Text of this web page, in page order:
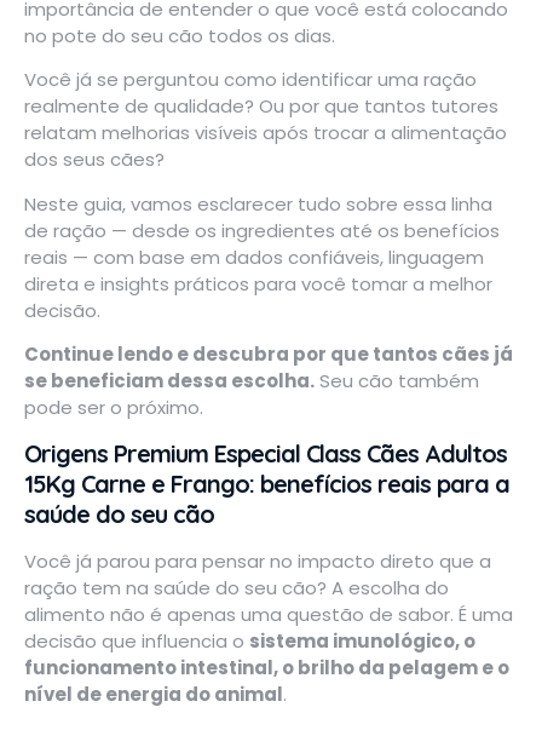
importância de entender o que você está colocando
no pote do seu cão todos os dias.
Você já se perguntou como identificar uma ração
realmente de qualidade? Ou por que tantos tutores
relatam melhorias visíveis após trocar a alimentação
dos seus cães?
Neste guia, vamos esclarecer tudo sobre essa linha
de ração — desde os ingredientes até os benefícios
reais — com base em dados confiáveis, linguagem
direta e insights práticos para você tomar a melhor
decisão.
Continue lendo e descubra por que tantos cães já
se beneficiam dessa escolha.Seu cão também
pode ser o próximo.
Origens Premium Especial Class Cães Adultos
15Kg Carne e Frango: benefícios reais para a
saúde do seu cão
Você já parou para pensar no impacto direto que a
ração tem na saúde do seu cão? A escolha do
alimento não é apenas uma questão de sabor. É uma
decisão que influencia o sistema imunológico, o
funcionamento intestinal, o brilho da pelagem e o
nível de energia do animal.